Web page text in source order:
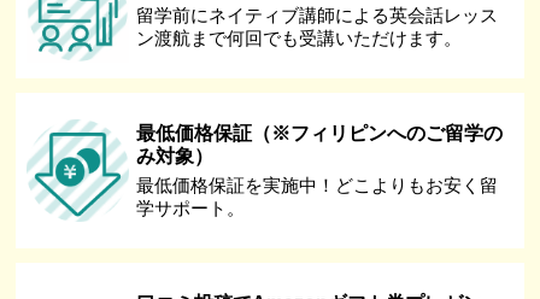
留学前にネイティブ講師による英会話レッス
ン渡航まで何回でも受講いただけます。
最低価格保証（※フィリピンへのご留学の
み対象）
最低価格保証を実施中！どこよりもお安く留
学サポート。